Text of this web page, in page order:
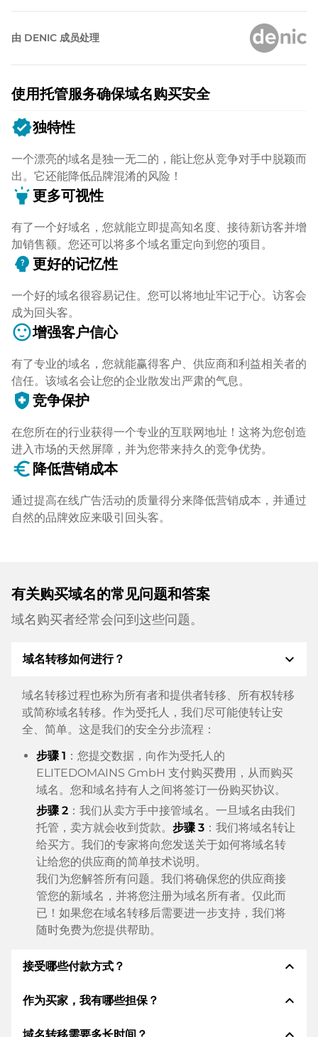
由 DENIC 成员处理
使用托管服务确保域名购买安全
verified独特性
一个漂亮的域名是独一无二的，能让您从竞争对手中脱颖而
出。它还能降低品牌混淆的风险！
highlight更多可视性
有了一个好域名，您就能立即提高知名度、接待新访客并增
加销售额。您还可以将多个域名重定向到您的项目。
psychology_alt 更好的记忆性
一个好的域名很容易记住。您可以将地址牢记于心。访客会
成为回头客。
sentiment_satisfied增强客户信心
有了专业的域名，您就能赢得客户、供应商和利益相关者的
信任。该域名会让您的企业散发出严肃的气息。
health_and_safety 竞争保护
在您所在的行业获得一个专业的互联网地址！这将为您创造
进入市场的天然屏障，并为您带来持久的竞争优势。
euro_symbol 降低营销成本
通过提高在线广告活动的质量得分来降低营销成本，并通过
自然的品牌效应来吸引回头客。
有关购买域名的常见问题和答案
域名购买者经常会问到这些问题。
域名转移如何进行？ expand_more
域名转移过程也称为所有者和提供者转移、所有权转移
或简称域名转移。作为受托人，我们尽可能使转让安
全、简单。这是我们的安全分步流程：
步骤 1 ：您提交数据，向作为受托人的
ELITEDOMAINS GmbH 支付购买费用，从而购买
域名。您和域名持有人之间将签订一份购买协议。
步骤 2 ：我们从卖方手中接管域名。一旦域名由我们
托管，卖方就会收到货款。 步骤 3 ：我们将域名转让
给买方。我们的专家将向您发送关于如何将域名转
让给您的供应商的简单技术说明。
我们为您解答所有问题。我们将确保您的供应商接
管您的新域名，并将您注册为域名所有者。仅此而
已！如果您在域名转移后需要进一步支持，我们将
随时免费为您提供帮助。
接受哪些付款方式？ expand_less
我们使用 SEPA 作为预付费，并使用 STRIPE 作为支
作为买家，我有哪些担保？ expand_less